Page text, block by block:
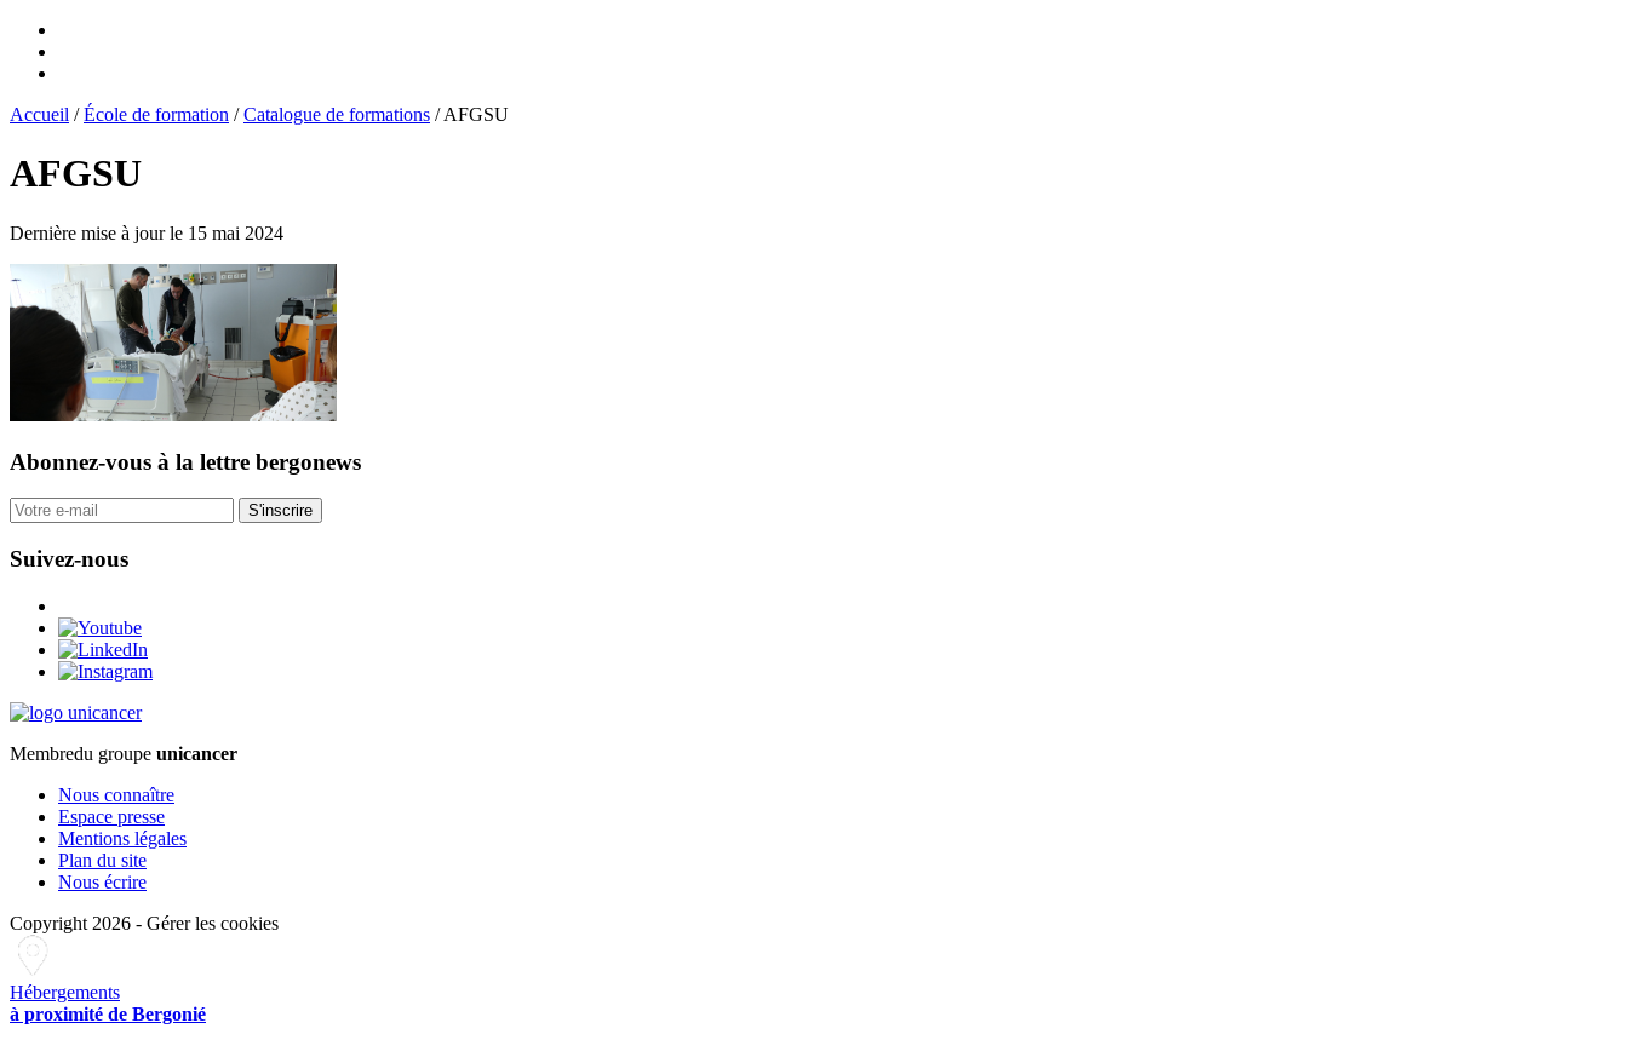
Accueil /École de formation /Catalogue de formations /AFGSU
AFGSU
Dernière mise à jour le 15 mai 2024
Abonnez-vous à la lettre bergonews
S'inscrire
Suivez-nous
Membredu groupe unicancer
Nous connaître
Espace presse
Mentions légales
Plan du site
Nous écrire
Copyright 2026 - Gérer les cookies
Hébergements
à proximité de Bergonié